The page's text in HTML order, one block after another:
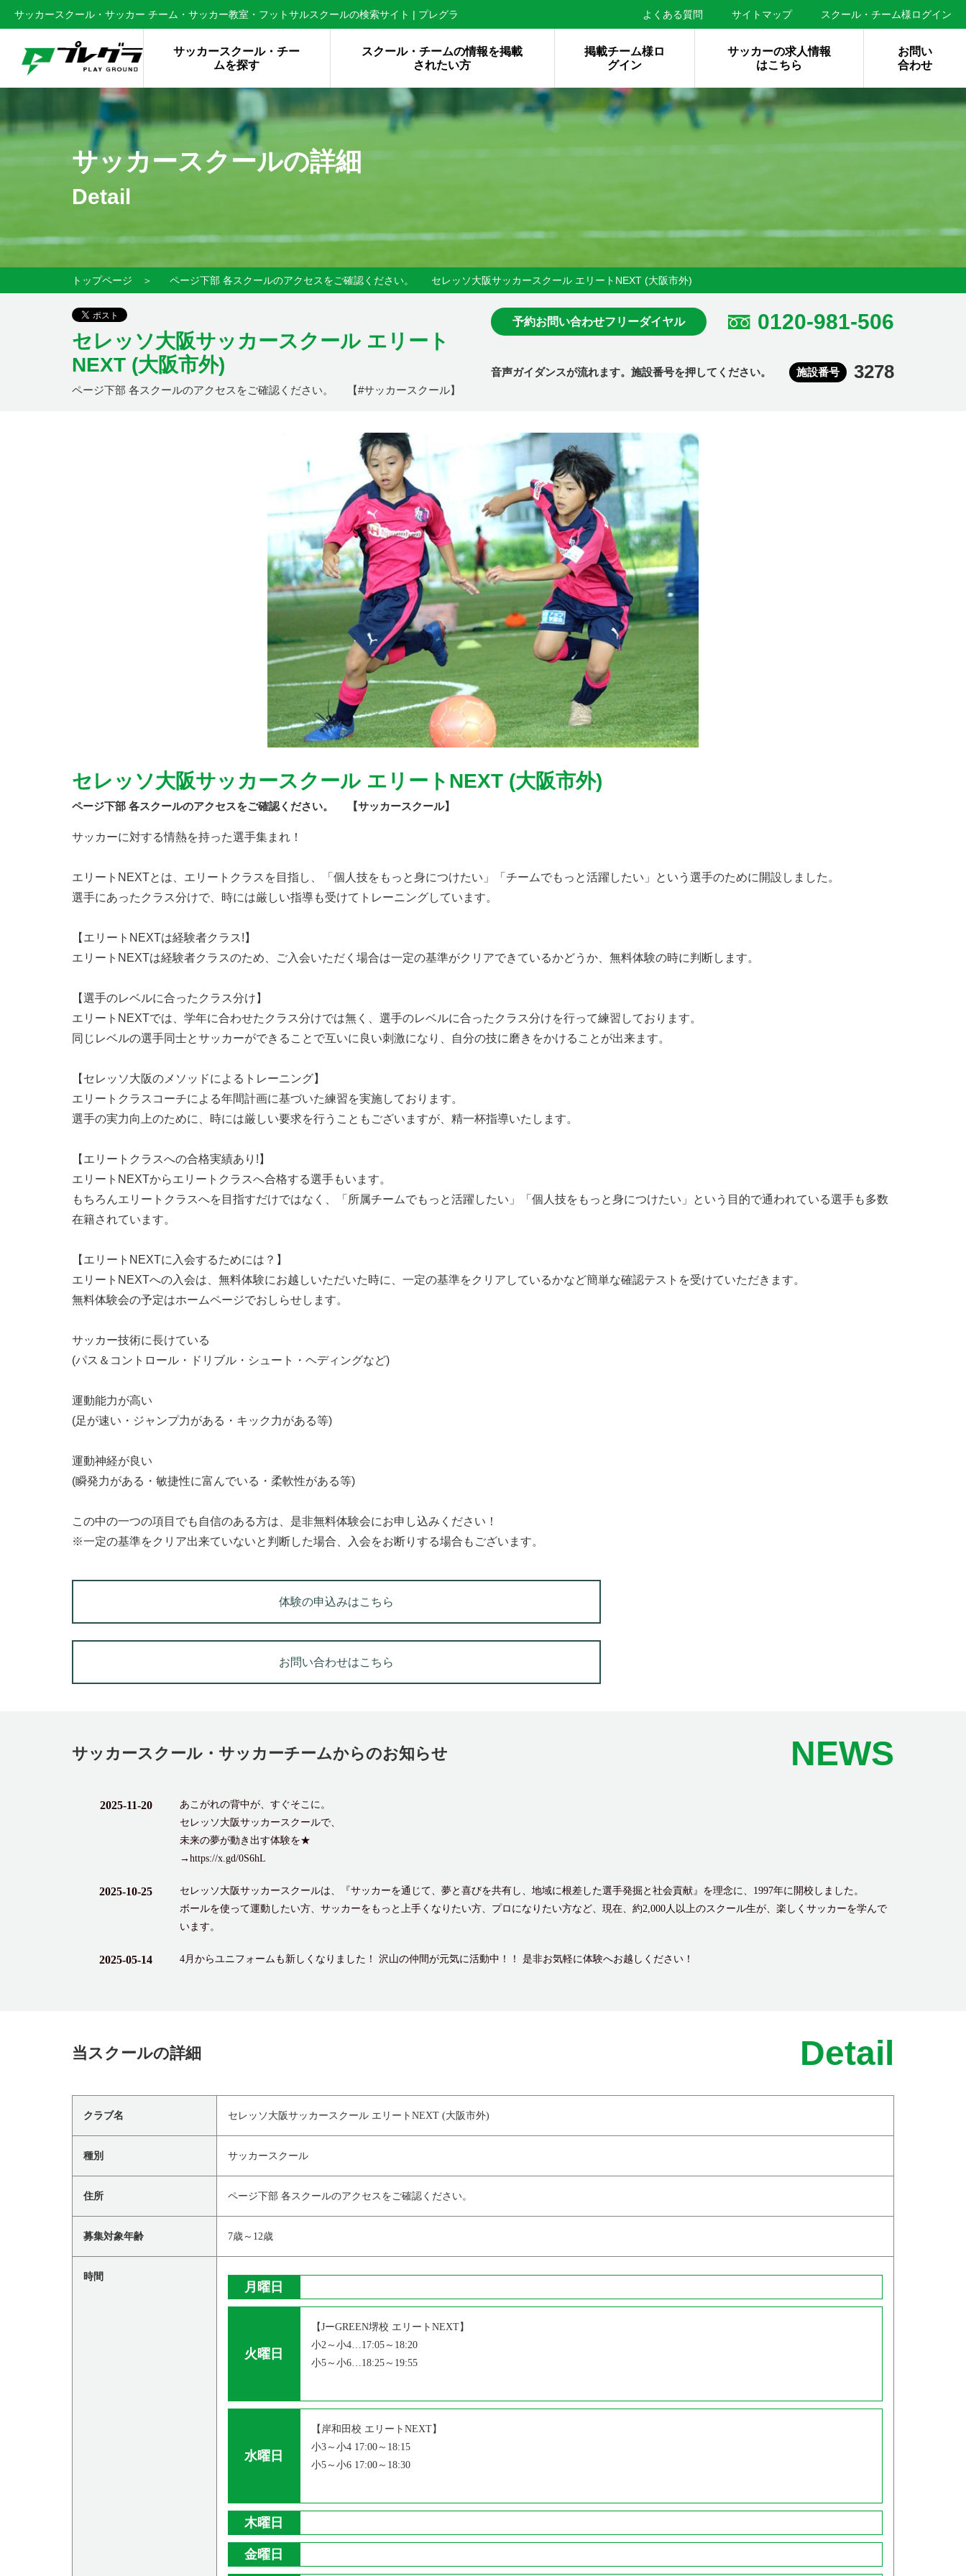
サッカースクール・サッカー チーム・サッカー教室・フットサルスクールの検索サイト | プレグラ よくある質問 サイトマップ スクール・チーム様ログイン
サッカースクール・チー
ムを探す
スクール・チームの情報を掲載
されたい方
掲載チーム様ロ
グイン
サッカーの求人情報
はこちら
お問い
合わせ
サッカースクールの詳細
Detail
トップページ ＞ ページ下部 各スクールのアクセスをご確認ください。 セレッソ大阪サッカースクール エリートNEXT (大阪市外)
セレッソ大阪サッカースクール エリート
NEXT (大阪市外)
ページ下部 各スクールのアクセスをご確認ください。 【#サッカースクール】
予約お問い合わせフリーダイヤル 0120-981-506
音声ガイダンスが流れます。施設番号を押してください。 施設番号 3278
セレッソ大阪サッカースクール エリートNEXT (大阪市外)
ページ下部 各スクールのアクセスをご確認ください。 【サッカースクール】
サッカーに対する情熱を持った選手集まれ！
エリートNEXTとは、エリートクラスを目指し、「個人技をもっと身につけたい」「チームでもっと活躍したい」という選手のために開設しました。
選手にあったクラス分けで、時には厳しい指導も受けてトレーニングしています。
【エリートNEXTは経験者クラス!】
エリートNEXTは経験者クラスのため、ご入会いただく場合は一定の基準がクリアできているかどうか、無料体験の時に判断します。
【選手のレベルに合ったクラス分け】
エリートNEXTでは、学年に合わせたクラス分けでは無く、選手のレベルに合ったクラス分けを行って練習しております。
同じレベルの選手同士とサッカーができることで互いに良い刺激になり、自分の技に磨きをかけることが出来ます。
【セレッソ大阪のメソッドによるトレーニング】
エリートクラスコーチによる年間計画に基づいた練習を実施しております。
選手の実力向上のために、時には厳しい要求を行うこともございますが、精一杯指導いたします。
【エリートクラスへの合格実績あり!】
エリートNEXTからエリートクラスへ合格する選手もいます。
もちろんエリートクラスへを目指すだけではなく、「所属チームでもっと活躍したい」「個人技をもっと身につけたい」という目的で通われている選手も多数
在籍されています。
【エリートNEXTに入会するためには？】
エリートNEXTへの入会は、無料体験にお越しいただいた時に、一定の基準をクリアしているかなど簡単な確認テストを受けていただきます。
無料体験会の予定はホームページでおしらせします。
サッカー技術に長けている
(パス＆コントロール・ドリブル・シュート・ヘディングなど)
運動能力が高い
(足が速い・ジャンプ力がある・キック力がある等)
運動神経が良い
(瞬発力がある・敏捷性に富んでいる・柔軟性がある等)
この中の一つの項目でも自信のある方は、是非無料体験会にお申し込みください！
※一定の基準をクリア出来ていないと判断した場合、入会をお断りする場合もございます。
体験の申込みはこちら
お問い合わせはこちら
サッカースクール・サッカーチームからのお知らせ NEWS
2025-11-20
あこがれの背中が、すぐそこに。
セレッソ大阪サッカースクールで、
未来の夢が動き出す体験を★
→https://x.gd/0S6hL
2025-10-25
セレッソ大阪サッカースクールは、『サッカーを通じて、夢と喜びを共有し、地域に根差した選手発掘と社会貢献』を理念に、1997年に開校しました。
ボールを使って運動したい方、サッカーをもっと上手くなりたい方、プロになりたい方など、現在、約2,000人以上のスクール生が、楽しくサッカーを学んで
います。
2025-05-14 4月からユニフォームも新しくなりました！ 沢山の仲間が元気に活動中！！ 是非お気軽に体験へお越しください！
当スクールの詳細 Detail
クラブ名 セレッソ大阪サッカースクール エリートNEXT (大阪市外)
種別 サッカースクール
住所 ページ下部 各スクールのアクセスをご確認ください。
募集対象年齢 7歳～12歳
時間
月曜日
火曜日
【JーGREEN堺校 エリートNEXT】
小2～小4…17:05～18:20
小5～小6…18:25～19:55
水曜日
【岸和田校 エリートNEXT】
小3～小4 17:00～18:15
小5～小6 17:00～18:30
木曜日
金曜日